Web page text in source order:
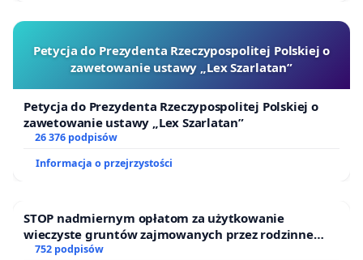
Petycja do Prezydenta Rzeczypospolitej Polskiej o
zawetowanie ustawy „Lex Szarlatan”
Petycja do Prezydenta Rzeczypospolitej Polskiej o
zawetowanie ustawy „Lex Szarlatan”
26 376 podpisów
Informacja o przejrzystości
STOP nadmiernym opłatom za użytkowanie
wieczyste gruntów zajmowanych przez rodzinne
ogrody działkowe.
752 podpisów